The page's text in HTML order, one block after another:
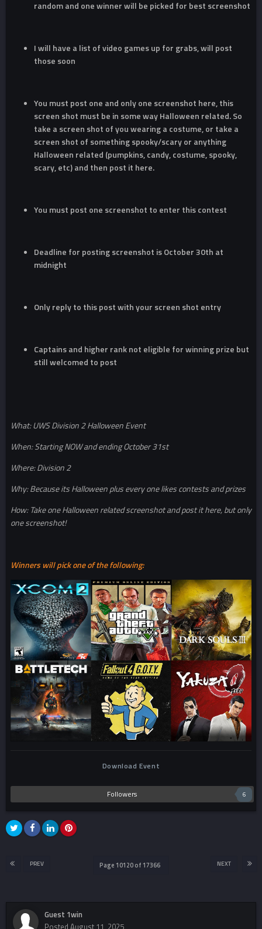
random and one winner will be picked for best screenshot
I will have a list of video games up for grabs, will post
those soon
You must post one and only one screenshot here, this
screen shot must be in some way Halloween related. So
take a screen shot of you wearing a costume, or take a
screen shot of something spooky/scary or anything
Halloween related (pumpkins, candy, costume, spooky,
scary, etc) and then post it here.
You must post one screenshot to enter this contest
Deadline for posting screenshot is October 30th at
midnight
Only reply to this post with your screen shot entry
Captains and higher rank not eligible for winning prize but
still welcomed to post
What: UWS Division 2 Halloween Event
When: Starting NOW and ending October 31st
Where: Division 2
Why: Because its Halloween plus every one likes contests and prizes
How: Take one Halloween related screenshot and post it here, but only
one screenshot!
Winners will pick one of the following:
Download Event
Followers 6
PREV NEXT
Page 10120 of 17366
Guest 1win
Posted August 11, 2025